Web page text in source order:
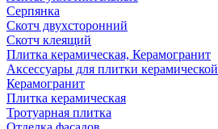
Серпянка
Скотч двухсторонний
Скотч клеящий
Плитка керамическая, Керамогранит
Аксессуары для плитки керамической
Керамогранит
Плитка керамическая
Тротуарная плитка